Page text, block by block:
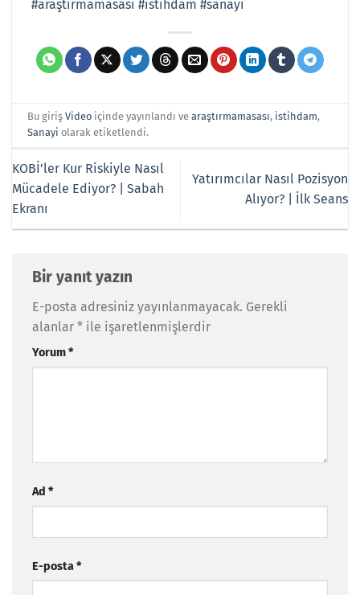
#araştırmamasası #istihdam #sanayi
Bu girişVideo içinde yayınlandı vearaştırmamasası, istihdam,
Sanayi olarak etiketlendi.
KOBİ’ler Kur Riskiyle Nasıl
Mücadele Ediyor? | Sabah
Ekranı
Yatırımcılar Nasıl Pozisyon
Alıyor? | İlk Seans
Bir yanıt yazın
E-posta adresiniz yayınlanmayacak. Gerekli
alanlar * ile işaretlenmişlerdir
Yorum*
Ad *
E-posta*